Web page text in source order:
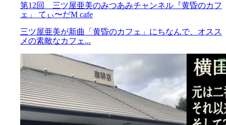
第12回 三ツ屋亜美のみつあみチャンネル『黄昏のカフ
ェ」 てぃ〜だM cafe
三ツ屋亜美が新曲「黄昏のカフェ」にちなんで、オスス
メの素敵なカフェ...